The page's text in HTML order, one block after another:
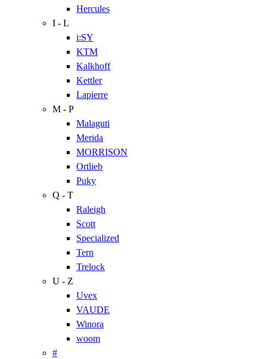
Hercules
I - L
i:SY
KTM
Kalkhoff
Kettler
Lapierre
M - P
Malaguti
Merida
MORRISON
Ortlieb
Puky
Q - T
Raleigh
Scott
Specialized
Tern
Trelock
U - Z
Uvex
VAUDE
Winora
woom
#